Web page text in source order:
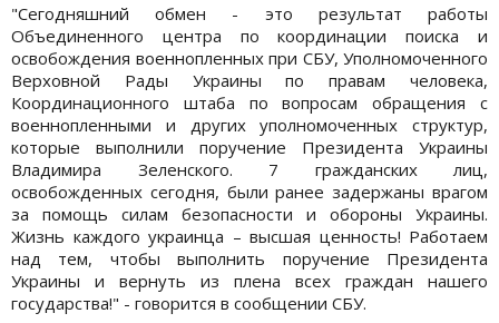
"Сегодняшний обмен - это результат работы
Объединенного центра по координации поиска и
освобождения военнопленных при СБУ, Уполномоченного
Верховной Рады Украины по правам человека,
Координационного штаба по вопросам обращения с
военнопленными и других уполномоченных структур,
которые выполнили поручение Президента Украины
Владимира Зеленского. 7 гражданских лиц,
освобожденных сегодня, были ранее задержаны врагом
за помощь силам безопасности и обороны Украины.
Жизнь каждого украинца – высшая ценность! Работаем
над тем, чтобы выполнить поручение Президента
Украины и вернуть из плена всех граждан нашего
государства!" - говорится в сообщении СБУ.